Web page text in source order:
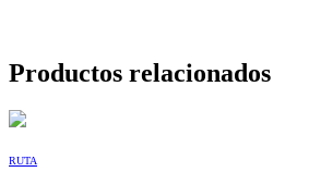
Productos relacionados
RUTA